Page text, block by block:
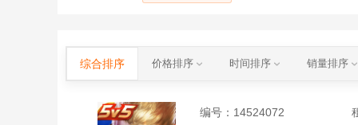
综合排序 价格排序 时间排序 销量排序
编号： 14524072